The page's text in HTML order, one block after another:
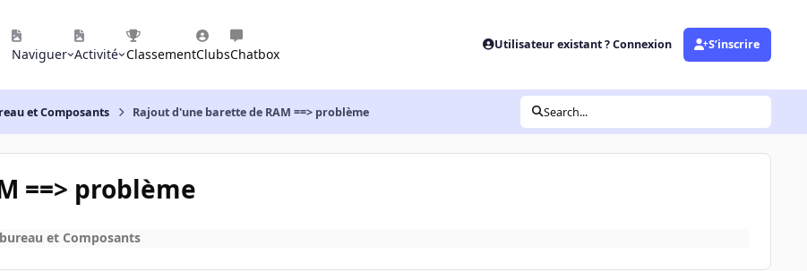
Naviguer Activité ClassementClubsChatbox
Utilisateur existant ? Connexion S’inscrire
et Composants Rajout d'une barette de RAM ==> problème Search...
==> problème
et Composants